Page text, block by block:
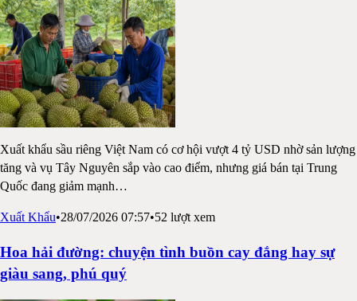
Xuất khẩu sầu riêng Việt Nam có cơ hội vượt 4 tỷ USD nhờ sản lượng
tăng và vụ Tây Nguyên sắp vào cao điểm, nhưng giá bán tại Trung
Quốc đang giảm mạnh…
Xuất Khẩu•28/07/2026 07:57•52 lượt xem
Hoa hải đường: chuyện tình buồn cay đắng hay sự
giàu sang, phú quý